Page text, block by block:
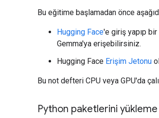
Bu eğitime başlamadan önce
Hugging Face'e giriş yapıp
Gemma'ya erişebilirsiniz.
Hugging Face Erişim Jetonu
Bu not defteri CPU veya GPU'da
Python paketlerini yükleme